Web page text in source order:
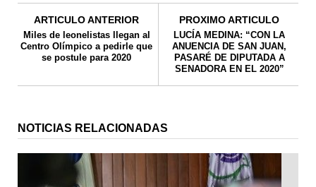
ARTICULO ANTERIOR
Miles de leonelistas llegan al
Centro Olímpico a pedirle que
se postule para 2020
PROXIMO ARTICULO
LUCÍA MEDINA: “CON LA
ANUENCIA DE SAN JUAN,
PASARÉ DE DIPUTADA A
SENADORA EN EL 2020”
NOTICIAS RELACIONADAS